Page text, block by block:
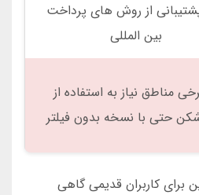
از روش های پرداخت
بین المللی
مناطق نیاز به استفاده از
حتی با نسخه بدون فیلتر
برای کاربران قدیمی گاهی